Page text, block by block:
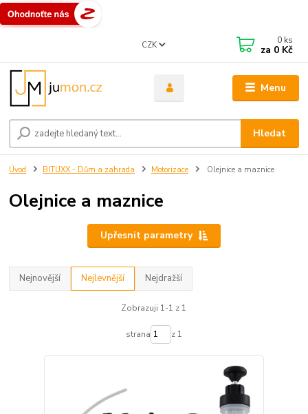
Menu
CZK
Hledat
0 ks
za 0 Kč
Úvod BITUXX - Dům a zahrada Motorizace Olejnice a maznice
Olejnice a maznice
Upřesnit parametry
Nejnovější Nejlevnější Nejdražší
Zobrazuji 1-1 z 1
strana z 1